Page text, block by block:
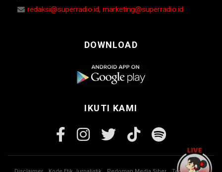
redaksi@superradio.id, marketing@superradio.id
DOWNLOAD
IKUTI KAMI